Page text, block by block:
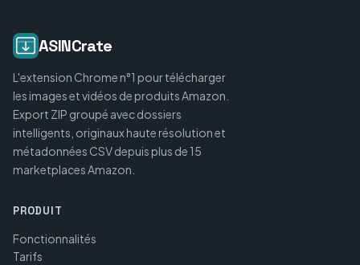
ASINCrate
L'extension Chrome n°1 pour télécharger
les images et vidéos de produits Amazon.
Export ZIP groupé avec dossiers
intelligents, originaux haute résolution et
métadonnées CSV depuis plus de 15
marketplaces Amazon.
PRODUIT
Fonctionnalités
Tarifs